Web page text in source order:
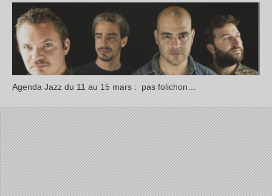
Agenda Jazz du 11 au 15 mars : pas folichon…